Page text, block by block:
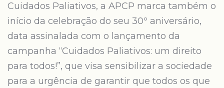
Cuidados Paliativos, a APCP marca também o
início da celebração do seu 30º aniversário,
data assinalada com o lançamento da
campanha “Cuidados Paliativos: um direito
para todos!”, que visa sensibilizar a sociedade
para a urgência de garantir que todos os que